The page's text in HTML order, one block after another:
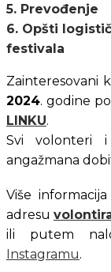
5. Prevođenje
6. Opšti
festivala
Zainteresovani
2024
LINKU.
Svi volonteri
angažmana
Više
adresu
ili putem
Instagramu.